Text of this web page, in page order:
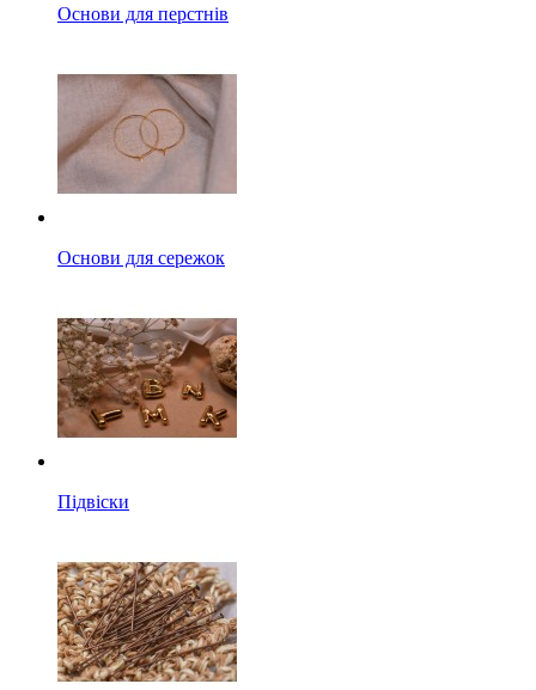
Основи для перстнів
Основи для сережок
Підвіски